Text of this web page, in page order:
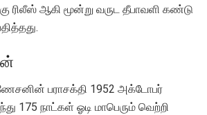
ரிலீஸ் ஆகி மூன்று வருட தீபாவளி கண்டு
பராசக்தி 1952 அக்டோபர்
175 நாட்கள் ஓடி மாபெரும் வெற்றி